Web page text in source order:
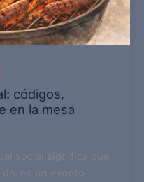
códigos,
en la mesa
social significa que
es un evento